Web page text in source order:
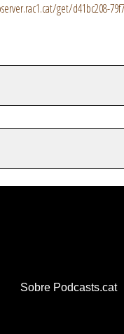
get/d41bc208-
Sobre Podcasts.cat